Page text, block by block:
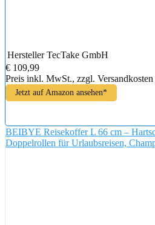
Hersteller TecTake GmbH
€ 109,99
Preis inkl. MwSt., zzgl. Versandkosten
Jetzt auf Amazon ansehen*
BEIBYE Reisekoffer L 66 cm –
Doppelrollen für Urlaubsreisen,